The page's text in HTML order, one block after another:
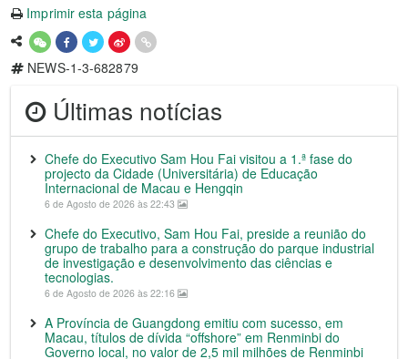
Imprimir esta página
NEWS-1-3-682879
Últimas notícias
Chefe do Executivo Sam Hou Fai visitou a 1.ª fase do
projecto da Cidade (Universitária) de Educação
Internacional de Macau e Hengqin
6 de Agosto de 2026 às 22:43
Chefe do Executivo, Sam Hou Fai, preside a reunião do
grupo de trabalho para a construção do parque industrial
de investigação e desenvolvimento das ciências e
tecnologias.
6 de Agosto de 2026 às 22:16
A Província de Guangdong emitiu com sucesso, em
Macau, títulos de dívida “offshore” em Renminbi do
Governo local, no valor de 2,5 mil milhões de Renminbi